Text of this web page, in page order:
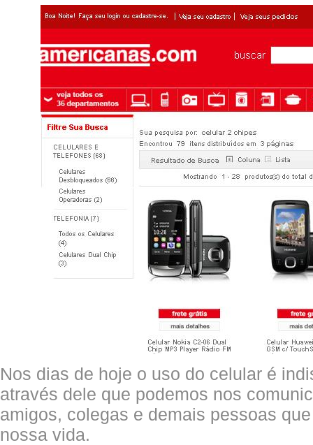
Nos dias de hoje o uso do celular é
através dele que podemos nos
amigos, colegas e demais pessoas
nossa vida.